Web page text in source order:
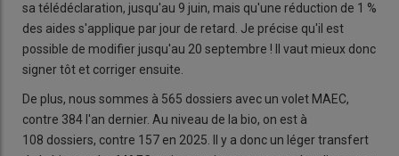
sa télédéclaration, jusqu'au 9 juin, mais qu'une réduction de 1 %
des aides s'applique par jour de retard. Je précise qu'il est
possible de modifier jusqu'au 20 septembre ! Il vaut mieux donc
signer tôt et corriger ensuite.
De plus, nous sommes à 565 dossiers avec un volet MAEC,
contre 384 l'an dernier. Au niveau de la bio, on est à
108 dossiers, contre 157 en 2025. Il y a donc un léger transfert